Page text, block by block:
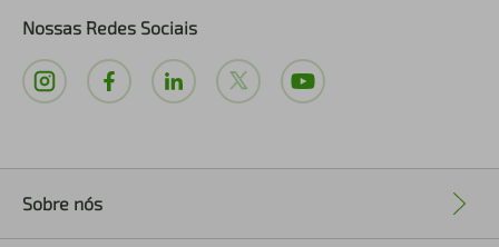
Nossas Redes Sociais
Sobre nós